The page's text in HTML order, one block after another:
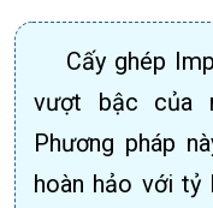
Cấy ghép
vượt bậc của
Phương pháp
hoàn hảo với tỷ